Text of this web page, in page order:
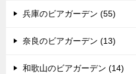
兵庫のビアガーデン (55)
奈良のビアガーデン (13)
和歌山のビアガーデン (14)